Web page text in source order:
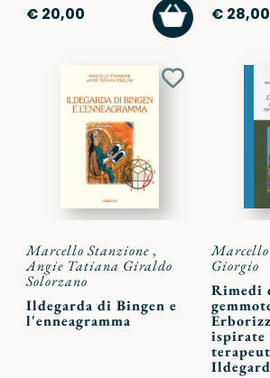
€ 20,00
AGGIUNGI
AL
CARRELLO
€ 28,00
Aggiungi
Marcello Stanzione,
Angie Tatiana Giraldo
Solorzano
Ildegarda di Bingen e
l'enneagramma
Giorgio
Rimedi
ispirate